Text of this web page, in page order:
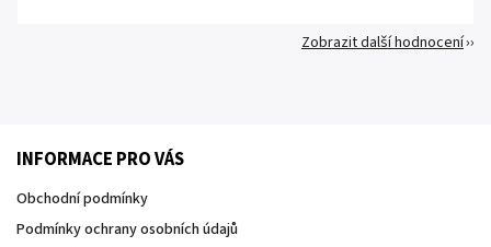
Zobrazit další hodnocení
INFORMACE PRO VÁS
Obchodní podmínky
Podmínky ochrany osobních údajů